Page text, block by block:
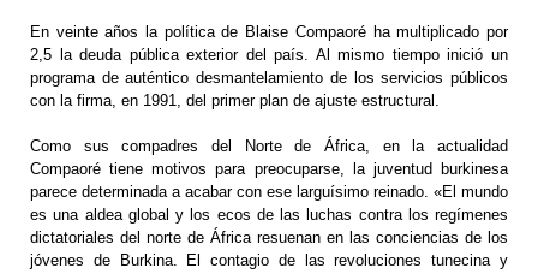
En veinte años la política de Blaise Compaoré ha multiplicado por
2,5 la deuda pública exterior del país. Al mismo tiempo inició un
programa de auténtico desmantelamiento de los servicios públicos
con la firma, en 1991, del primer plan de ajuste estructural.
Como sus compadres del Norte de África, en la actualidad
Compaoré tiene motivos para preocuparse, la juventud burkinesa
parece determinada a acabar con ese larguísimo reinado. «El mundo
es una aldea global y los ecos de las luchas contra los regímenes
dictatoriales del norte de África resuenan en las conciencias de los
jóvenes de Burkina. El contagio de las revoluciones tunecina y